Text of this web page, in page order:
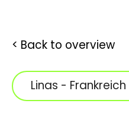
Back to overview
Linas - Frankreich